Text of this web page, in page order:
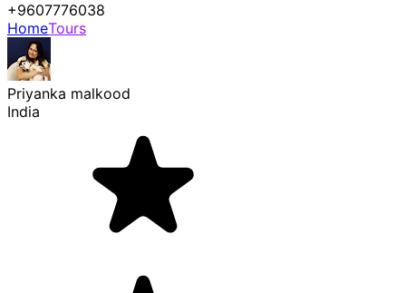
+9607776038
HomeTours
Priyanka malkood
India